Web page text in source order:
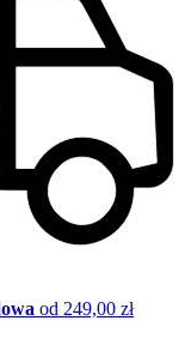
od 249,00 zł